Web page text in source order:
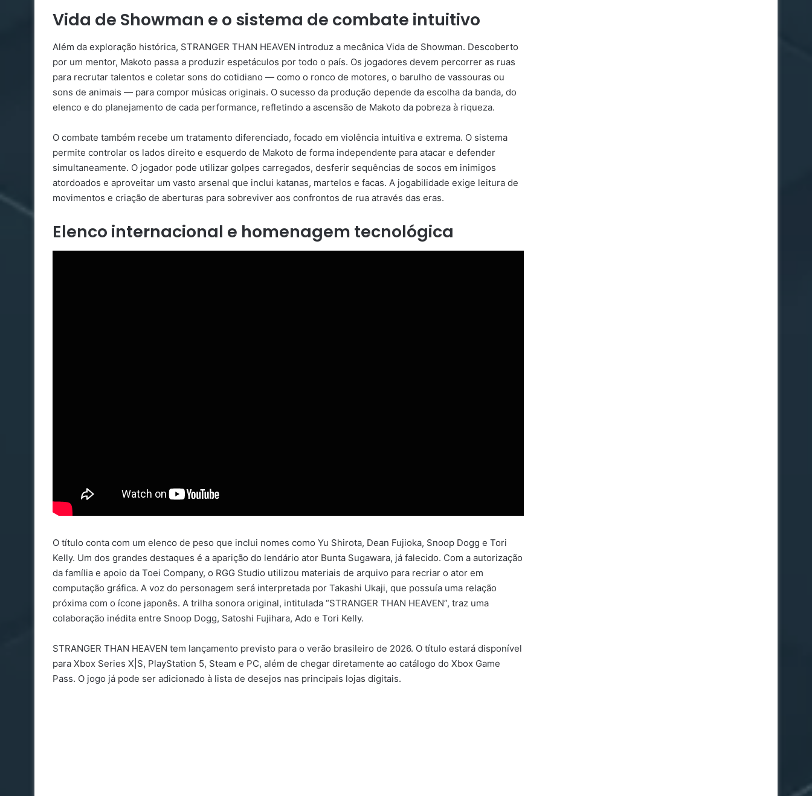
Vida de Showman e o sistema de combate intuitivo
Além da exploração histórica, STRANGER THAN HEAVEN introduz a mecânica Vida de Showman. Descoberto
por um mentor, Makoto passa a produzir espetáculos por todo o país. Os jogadores devem percorrer as ruas
para recrutar talentos e coletar sons do cotidiano — como o ronco de motores, o barulho de vassouras ou
sons de animais — para compor músicas originais. O sucesso da produção depende da escolha da banda, do
elenco e do planejamento de cada performance, refletindo a ascensão de Makoto da pobreza à riqueza.
O combate também recebe um tratamento diferenciado, focado em violência intuitiva e extrema. O sistema
permite controlar os lados direito e esquerdo de Makoto de forma independente para atacar e defender
simultaneamente. O jogador pode utilizar golpes carregados, desferir sequências de socos em inimigos
atordoados e aproveitar um vasto arsenal que inclui katanas, martelos e facas. A jogabilidade exige leitura de
movimentos e criação de aberturas para sobreviver aos confrontos de rua através das eras.
Elenco internacional e homenagem tecnológica
O título conta com um elenco de peso que inclui nomes como Yu Shirota, Dean Fujioka, Snoop Dogg e Tori
Kelly. Um dos grandes destaques é a aparição do lendário ator Bunta Sugawara, já falecido. Com a autorização
da família e apoio da Toei Company, o RGG Studio utilizou materiais de arquivo para recriar o ator em
computação gráfica. A voz do personagem será interpretada por Takashi Ukaji, que possuía uma relação
próxima com o ícone japonês. A trilha sonora original, intitulada “STRANGER THAN HEAVEN”, traz uma
colaboração inédita entre Snoop Dogg, Satoshi Fujihara, Ado e Tori Kelly.
STRANGER THAN HEAVEN tem lançamento previsto para o verão brasileiro de 2026. O título estará disponível
para Xbox Series X|S, PlayStation 5, Steam e PC, além de chegar diretamente ao catálogo do Xbox Game
Pass. O jogo já pode ser adicionado à lista de desejos nas principais lojas digitais.